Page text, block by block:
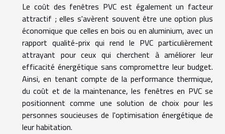
Le coût des fenêtres PVC est également un facteur
attractif ; elles s'avèrent souvent être une option plus
économique que celles en bois ou en aluminium, avec un
rapport qualité-prix qui rend le PVC particulièrement
attrayant pour ceux qui cherchent à améliorer leur
efficacité énergétique sans compromettre leur budget.
Ainsi, en tenant compte de la performance thermique,
du coût et de la maintenance, les fenêtres en PVC se
positionnent comme une solution de choix pour les
personnes soucieuses de l'optimisation énergétique de
leur habitation.